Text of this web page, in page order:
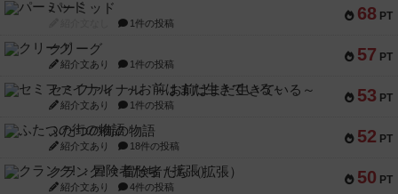
68 PT
パーミッド
1件の投稿
57 PT
クリーグ
紹介文あり 1件の投稿
53 PT
セミファイナル ～お前はまだ生きている～
紹介文あり 1件の投稿
52 PT
ふたつの街の物語
紹介文あり 18件の投稿
50 PT
クランク! ：冒険者たち（拡張）
紹介文あり 4件の投稿